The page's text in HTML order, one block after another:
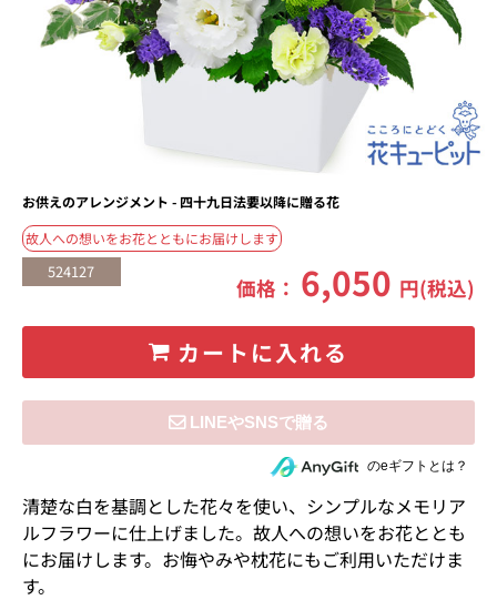
お供えのアレンジメント - 四十九日法要以降に贈る花
故人への想いをお花とともにお届けします
524127
価格： 6,050 円(税込)
カートに入れる
住所を知らない相手にeギフトで贈るのeギフトとは？
清楚な白を基調とした花々を使い、シンプルなメモリア
ルフラワーに仕上げました。故人への想いをお花ととも
にお届けします。お悔やみや枕花にもご利用いただけま
す。